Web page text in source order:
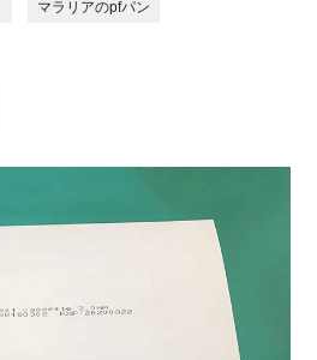
マラリアのpfパン